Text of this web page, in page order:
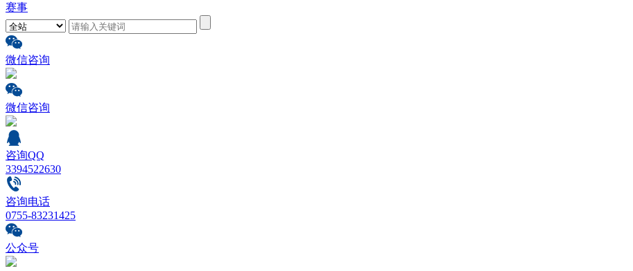
赛事
微信咨询
微信咨询
咨询QQ
3394522630
咨询电话
0755-83231425
公众号